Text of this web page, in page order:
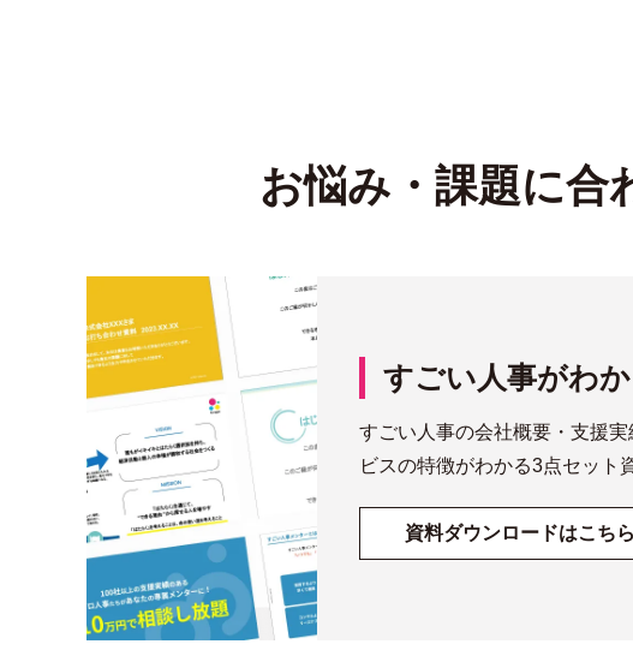
お悩み・課題に合
すごい人事がわ
すごい人事の会社概要・支援実
ビスの特徴がわかる3点セット
資料ダウンロードはこちら